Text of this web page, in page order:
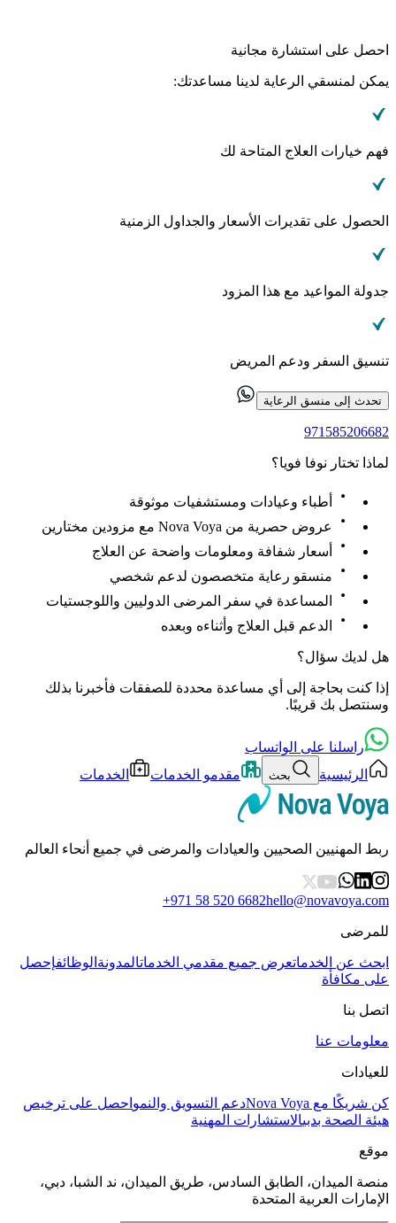
احصل على استشارة مجانية
يمكن لمنسقي الرعاية لدينا مساعدتك:
فهم خيارات العلاج المتاحة لك
الحصول على تقديرات الأسعار والجداول الزمنية
جدولة المواعيد مع هذا المزود
تنسيق السفر ودعم المريض
تحدث إلى منسق الرعاية
971585206682
لماذا تختار نوفا فويا؟
أطباء وعيادات ومستشفيات موثوقة
عروض حصرية من Nova Voya مع مزودين مختارين
أسعار شفافة ومعلومات واضحة عن العلاج
منسقو رعاية متخصصون لدعم شخصي
المساعدة في سفر المرضى الدوليين واللوجستيات
الدعم قبل العلاج وأثناءه وبعده
هل لديك سؤال؟
إذا كنت بحاجة إلى أي مساعدة محددة للصفقات فأخبرنا بذلك
وسنتصل بك قريبًا.
راسلنا على الواتساب
الرئيسية
بحث مقدمو الخدمات الخدمات
ربط المهنيين الصحيين والعيادات والمرضى في جميع أنحاء العالم
hello@novavoya.com
+971 58 520 6682
للمرضى
ابحث عن الخدماتعرض جميع مقدمي الخدماتالمدونة الوظائفإحصل
على مكافأة
اتصل بنا
معلومات عنا
للعيادات
كن شريكًا مع Nova Voya دعم التسويق والنمو احصل على ترخيص
هيئة الصحة بدبيالاستشارات المهنية
موقع
منصة الميدان، الطابق السادس، طريق الميدان، ند الشبا، دبي،
الإمارات العربية المتحدة